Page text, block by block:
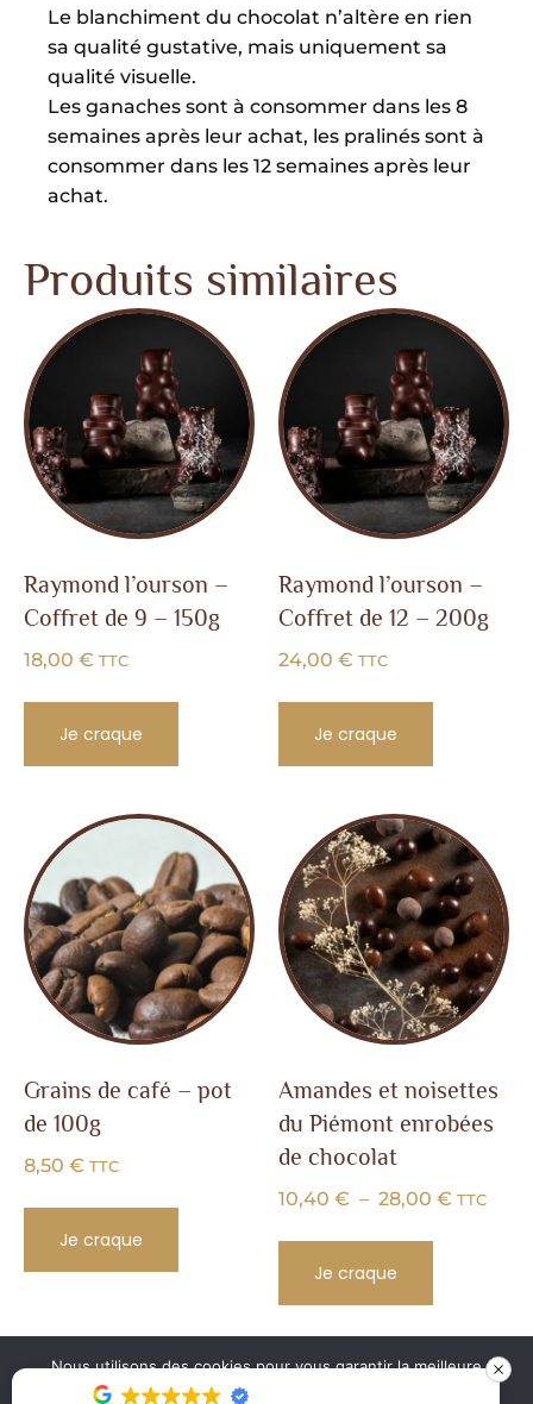
Le blanchiment du chocolat n’altère en rien
sa qualité gustative, mais uniquement sa
qualité visuelle.
Les ganaches sont à consommer dans les 8
semaines après leur achat, les pralinés sont à
consommer dans les 12 semaines après leur
achat.
Produits similaires
Raymond l’ourson –
Coffret de 9 – 150g
18,00 € TTC
Je craque
Raymond l’ourson –
Coffret de 12 – 200g
24,00 € TTC
Je craque
Grains de café – pot
de 100g
8,50 € TTC
Je craque
Amandes et noisettes
du Piémont enrobées
de chocolat
10,40 € – 28,00 € TTC
Je craque
MAISON MISTRE |
MENTIONS
SITE CRÉÉ
Nous utilisons des cookies pour vous garantir la meilleure
expérience possible sur notre site web. En continuant à